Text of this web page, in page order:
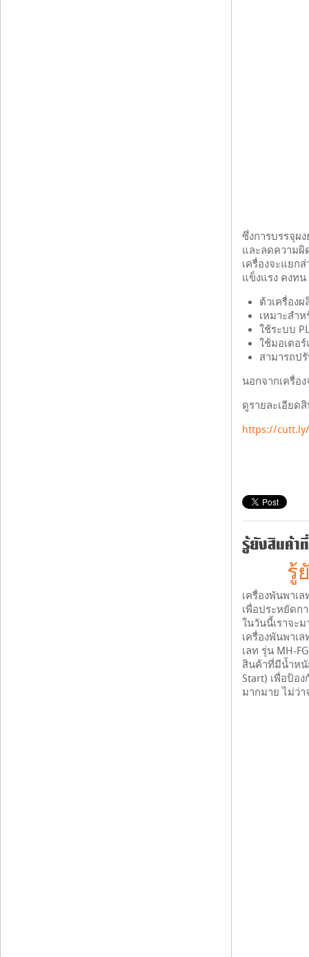
ซึ่งการบรรจุผ
และลดความผิ
เครื่องจะแยก
แข็งแรง คงท
ต้วเครื่อง
เหมาะสำ
ใช้ระบบ
ใช้มอเตอ
สามารถป
นอกจากเครื่อ
ดูรายละเอียด
https://cutt.ly/
รู้ยังสินค้า
รู้
เครื่องพันพาเ
เพื่อประหยัดก
ในวันนี้เราจะ
เครื่องพันพาเ
เลท รุ่น MH-
สินค้าที่มีน้ำหนั
Start) เพื่อป้อ
มากมาย ไม่ว่า